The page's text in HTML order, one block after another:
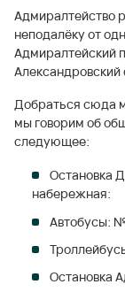
Адмиралтейство
неподалёку от
Адмиралтейский
Добраться сюда
мы говорим об
следующее:
Остановка
набережная:
Автобусы:
Остановка